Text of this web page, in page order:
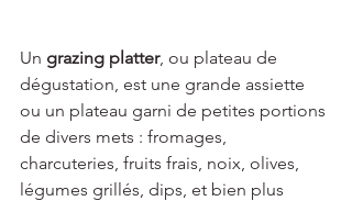
Un grazing platter, ou plateau de
dégustation, est une grande assiette
ou un plateau garni de petites portions
de divers mets : fromages,
charcuteries, fruits frais, noix, olives,
légumes grillés, dips, et bien plus